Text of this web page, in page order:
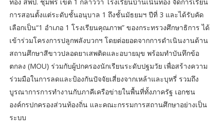
การสอนตั้งแต่ระดับชั้นอนุบาล 1 ถึงชั้นมัธยมฯ ปีที่ 3 และได้รับคัด
เลือกเป็น“1 อำเภอ 1 โรงเรียนคุณภาพ” ของกระทรวงศึกษาธิการ ได้
เข้าร่วมโครงการปลูกพลังบวกฯ โดยต่อยอดจากการดำเนินงานด้าน
สถานศึกษาสีขาวปลอดยาเสพติดและอบายมุข พร้อมทำบันทึกข้อ
ตกลง (MOU) ร่วมกับผู้ปกครองนักเรียนระดับปฐมวัย เพื่อสร้างความ
ร่วมมือในการลดและป้องกันปัจจัยเสี่ยงจากเหล้าและบุหรี่ รวมถึง
บูรณาการการทำงานกับภาคีเครือข่ายในพื้นที่ทั้งภาครัฐ เอกชน
องค์กรปกครองส่วนท้องถิ่น และคณะกรรมการสถานศึกษาอย่างเป็น
ระบบ